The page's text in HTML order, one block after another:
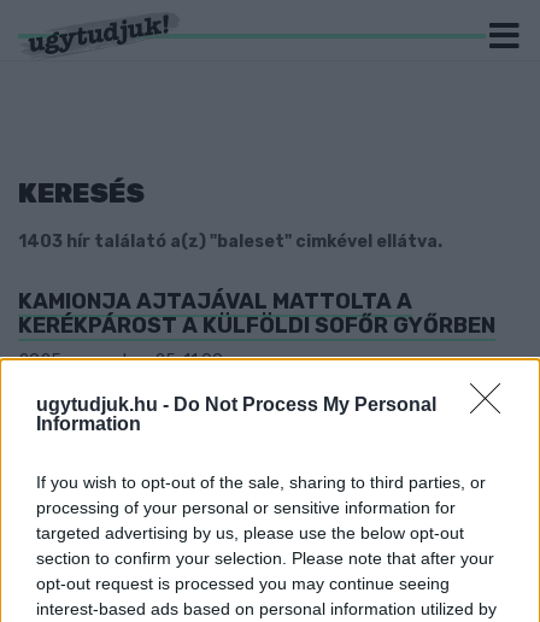
ugytudjuk.hu - Do Not Process My Personal
Information
If you wish to opt-out of the sale, sharing to third parties, or
processing of your personal or sensitive information for
targeted advertising by us, please use the below opt-out
section to confirm your selection. Please note that after your
opt-out request is processed you may continue seeing
interest-based ads based on personal information utilized by
KERESÉS
1403 hír találató a(z) "baleset" cimkével ellátva.
KAMIONJA AJTAJÁVAL MATTOLTA A
KERÉKPÁROST A KÜLFÖLDI SOFŐR GYŐRBEN
2025. november. 25. 11:09
gyógyuló sérüléseket szenvedett.
2025. október. 07. 09:04
A sértett súlyos sérülést szenvedett, a vádlottat eltilthatják a
vezetéstől.
KIGYULLADT AUTÓ MIATT,
FORGALOMKORLÁTOZÁS VAN AZ M1-ES
AUTÓPÁLYÁN